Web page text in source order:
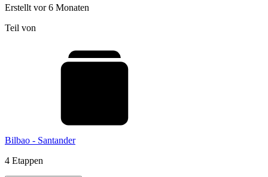
Erstellt vor 6 Monaten
Teil von
Bilbao - Santander
4 Etappen